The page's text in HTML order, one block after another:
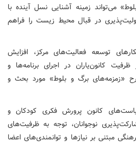
می‌تواند زمینه آشنایی نسل آینده با
در قبال محیط زیست را فراهم
توسعه فعالیت‌های مرکز، افزایش
کانون‌یاران در اجرای برنامه‌ها و
«زمزمه‌های برگ و بلوط» مورد بحث و
کانون پرورش فکری کودکان و
نوجوانان، توجه به ظرفیت‌های
مبتنی بر نیازها و توانمندی‌های اعضا